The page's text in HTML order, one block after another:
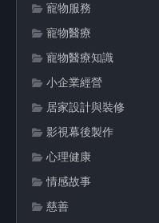
寵物服務
寵物醫療
寵物醫療知識
小企業經營
居家設計與裝修
影視幕後製作
心理健康
情感故事
慈善